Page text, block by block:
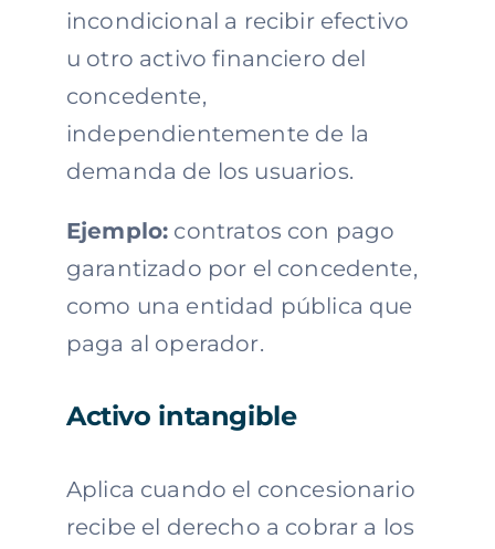
incondicional a recibir efectivo
u otro activo financiero del
concedente,
independientemente de la
demanda de los usuarios.
Ejemplo: contratos con pago
garantizado por el concedente,
como una entidad pública que
paga al operador.
Activo intangible
Aplica cuando el concesionario
recibe el derecho a cobrar a los